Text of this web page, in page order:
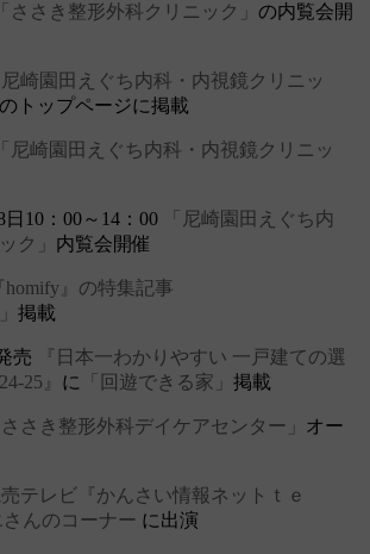
「ささき整形外科クリニック」 の内覧会開
尼崎園田えぐち内科・内視鏡クリニッ
のトップページに掲載
「尼崎園田えぐち内科・内視鏡クリニッ
10：00～14：00
「尼崎園田えぐち内
ク」 内覧会開催
homify』の特集記事
掲載
売
『日本一わかりやすい 一戸建ての選
25』 に 「回遊できる家」 掲載
ささき整形外科デイケアセンター」 オー
テレビ『かんさい情報ネットｔｅ
んのコーナー に出演